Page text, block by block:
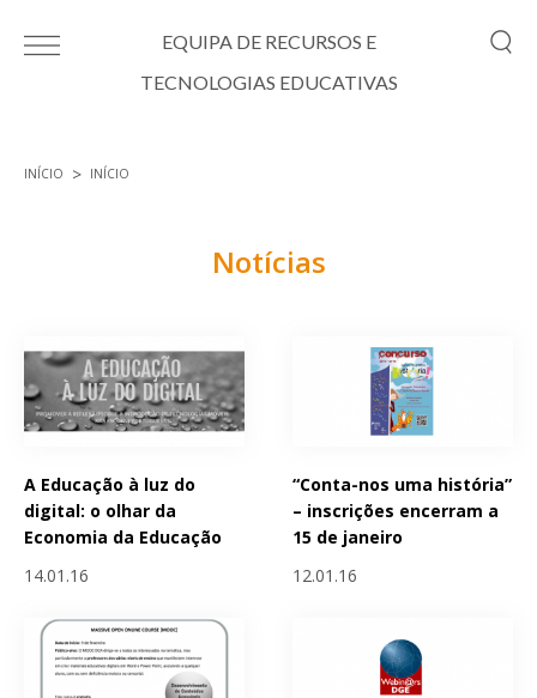
EQUIPA DE RECURSOS E
TECNOLOGIAS EDUCATIVAS
INÍCIO INÍCIO
Notícias
A Educação à luz do
digital: o olhar da
Economia da Educação
14.01.16
“Conta-nos uma história”
– inscrições encerram a
15 de janeiro
12.01.16
Páginas